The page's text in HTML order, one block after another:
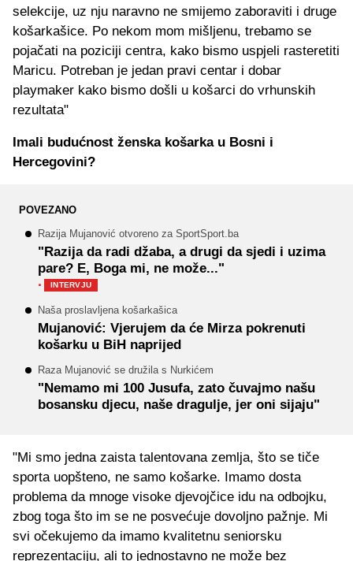
selekcije, uz nju naravno ne smijemo zaboraviti i druge
košarkašice. Po nekom mom mišljenu, trebamo se
pojačati na poziciji centra, kako bismo uspjeli rasteretiti
Maricu. Potreban je jedan pravi centar i dobar
playmaker kako bismo došli u košarci do vrhunskih
rezultata"
Imali budućnost ženska košarka u Bosni i
Hercegovini?
POVEZANO
Razija Mujanović otvoreno za SportSport.ba
"Razija da radi džaba, a drugi da sjedi i uzima
pare? E, Boga mi, ne može..."
· INTERVJU
Naša proslavljena košarkašica
Mujanović: Vjerujem da će Mirza pokrenuti
košarku u BiH naprijed
Raza Mujanović se družila s Nurkićem
"Nemamo mi 100 Jusufa, zato čuvajmo našu
bosansku djecu, naše dragulje, jer oni sijaju"
"Mi smo jedna zaista talentovana zemlja, što se tiče
sporta uopšteno, ne samo košarke. Imamo dosta
problema da mnoge visoke djevojčice idu na odbojku,
zbog toga što im se ne posvećuje dovoljno pažnje. Mi
svi očekujemo da imamo kvalitetnu seniorsku
reprezentaciju, ali to jednostavno ne može bez